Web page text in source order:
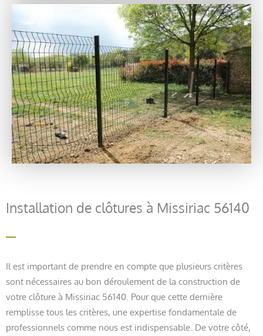
Installation de clôtures à Missiriac 56140
Il est important de prendre en compte que plusieurs critères
sont nécessaires au bon déroulement de la construction de
votre clôture à Missiriac 56140. Pour que cette dernière
remplisse tous les critères, une expertise fondamentale de
professionnels comme nous est indispensable. De votre côté,